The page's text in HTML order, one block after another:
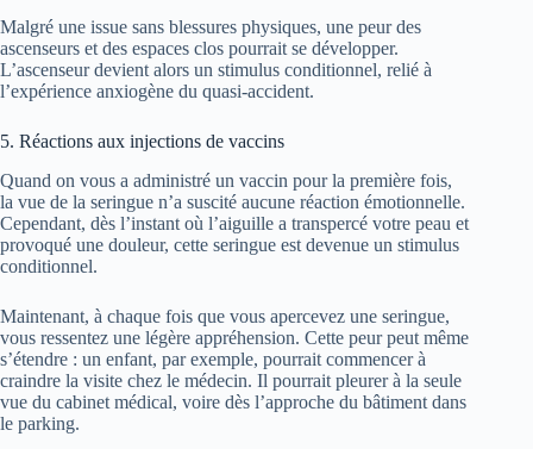
Malgré une issue sans blessures physiques, une peur des
ascenseurs et des espaces clos pourrait se développer.
L’ascenseur devient alors un stimulus conditionnel, relié à
l’expérience anxiogène du quasi-accident.
5. Réactions aux injections de vaccins
Quand on vous a administré un vaccin pour la première fois,
la vue de la seringue n’a suscité aucune réaction émotionnelle.
Cependant, dès l’instant où l’aiguille a transpercé votre peau et
provoqué une douleur, cette seringue est devenue un stimulus
conditionnel.
Maintenant, à chaque fois que vous apercevez une seringue,
vous ressentez une légère appréhension. Cette peur peut même
s’étendre : un enfant, par exemple, pourrait commencer à
craindre la visite chez le médecin. Il pourrait pleurer à la seule
vue du cabinet médical, voire dès l’approche du bâtiment dans
le parking.